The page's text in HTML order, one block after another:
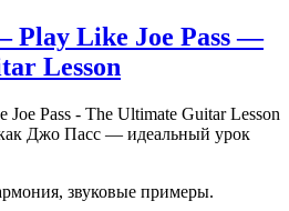
Play Like Joe Pass —
Lesson
Джо Пасс — идеальный урок
звуковые примеры.